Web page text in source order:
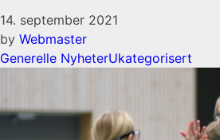
14. september 2021
by Webmaster
Generelle NyheterUkategorisert